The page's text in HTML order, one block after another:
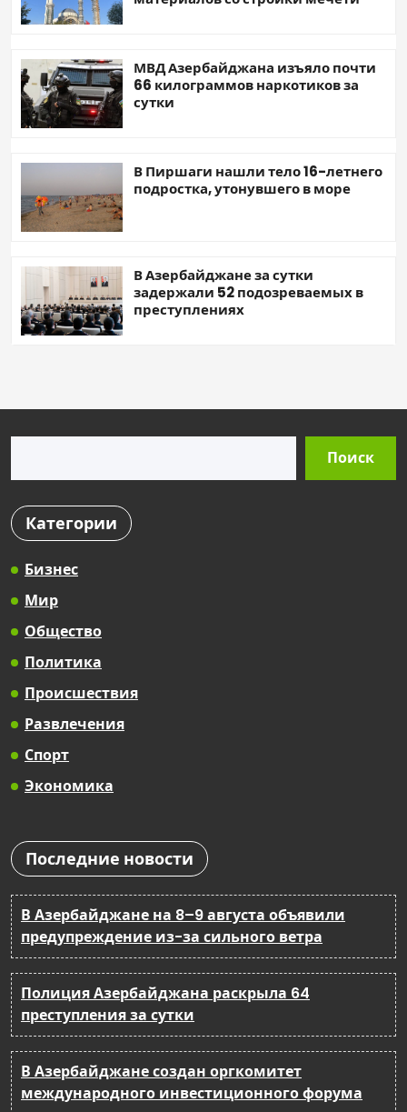
МВД Азербайджана изъяло почти
66 килограммов наркотиков за
сутки
В Пиршаги нашли тело 16-летнего
подростка, утонувшего в море
В Азербайджане за сутки
задержали 52 подозреваемых в
преступлениях
Поиск
Категории
Бизнес
Мир
Общество
Политика
Происшествия
Развлечения
Спорт
Экономика
Последние новости
В Азербайджане на 8–9 августа объявили
предупреждение из-за сильного ветра
Полиция Азербайджана раскрыла 64
преступления за сутки
В Азербайджане создан оргкомитет
международного инвестиционного форума